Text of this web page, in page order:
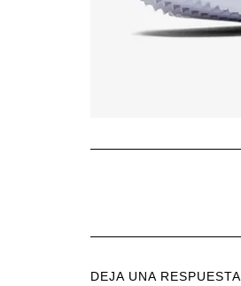
DEJA UNA RESPUESTA